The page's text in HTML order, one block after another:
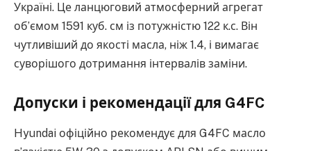
Україні. Це ланцюговий атмосферний агрегат
об’ємом 1591 куб. см із потужністю 122 к.с. Він
чутливіший до якості масла, ніж 1.4, і вимагає
суворішого дотримання інтервалів заміни.
Допуски і рекомендації для G4FC
Hyundai офіційно рекомендує для G4FC масло